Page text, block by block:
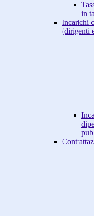
in
Incarichi
(dirigenti